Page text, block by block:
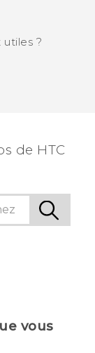
?
de HTC
vous